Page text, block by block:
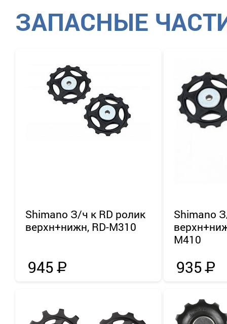
ЗАПАСНЫЕ
Shimano З/ч к RD ролик
верхн+нижн, RD-M310
945Р
Shimano
M410
935Р